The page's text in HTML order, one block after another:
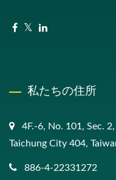
私たちの住所
4F.-6, No. 101, Sec.
Taichung City 404,
886-4-22331272